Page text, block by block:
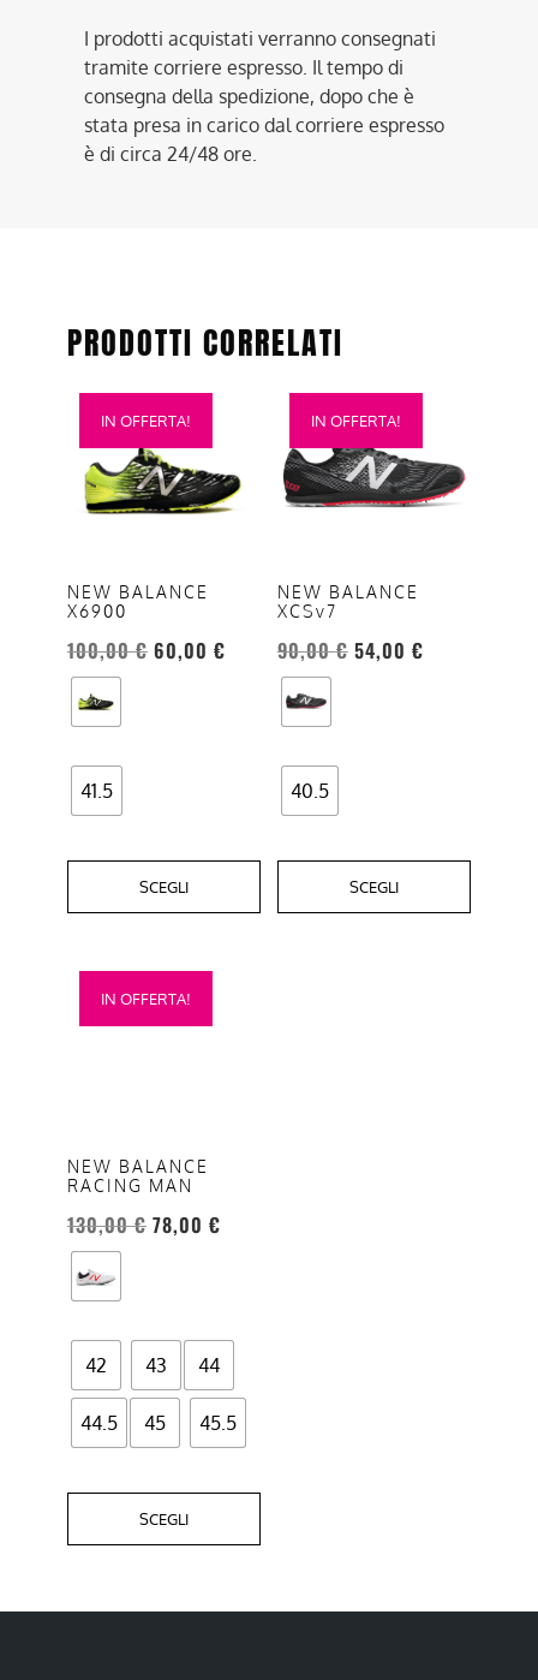
I prodotti acquistati verranno consegnati
tramite corriere espresso. Il tempo di
consegna della spedizione, dopo che è
stata presa in carico dal corriere espresso
è di circa 24/48 ore.
PRODOTTI CORRELATI
IN OFFERTA!
NEW BALANCE
X6900
100,00€ 60,00 €
41.5
SCEGLI
Questo
prodotto
più
varianti.
opzioni
possono
essere
scelte
nella
del
prodotto
IN OFFERTA!
NEW BALANCE
XCSv7
90,00€ 54,00 €
40.5
SCEGLI
Questo
prodotto
ha
più
opzioni
possono
essere
scelte
nella
del
prodotto
IN OFFERTA!
NEW BALANCE
RACING MAN
130,00€ 78,00 €
42 43 44
44.5 45 45.5
SCEGLI
Questo
prodotto
opzioni
possono
essere
scelte
nella
del
prodotto